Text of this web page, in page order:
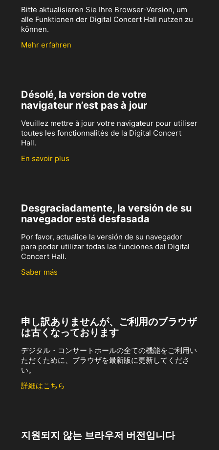
Bitte aktualisieren Sie Ihre Browser-Version, um
alle Funktionen der Digital Concert Hall nutzen zu
können.
Mehr erfahren
Désolé, la version de votre
navigateur n’est pas à jour
Veuillez mettre à jour votre navigateur pour utiliser
toutes les fonctionnalités de la Digital Concert
Hall.
En savoir plus
Desgraciadamente, la versión de su
navegador está desfasada
Por favor, actualice la versión de su navegador
para poder utilizar todas las funciones del Digital
Concert Hall.
Saber más
申し訳ありませんが、ご利用のブラウザ
は古くなっております
デジタル・コンサートホールの全ての機能をご利用い
ただくために、ブラウザを最新版に更新してくださ
い。
詳細はこちら
지원되지 않는 브라우저 버전입니다